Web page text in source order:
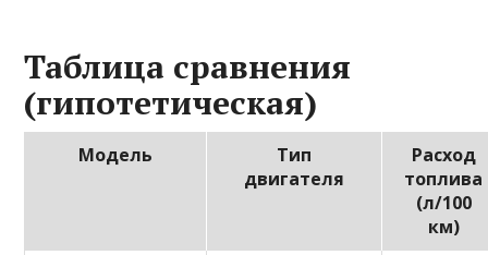
Таблица сравнения
(гипотетическая)
Модель
Тип
двигателя
Расход
топлива
(л/100
км)